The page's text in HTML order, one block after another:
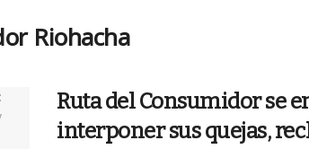
Riohacha
Ruta del Consumidor se
interponer sus quejas,